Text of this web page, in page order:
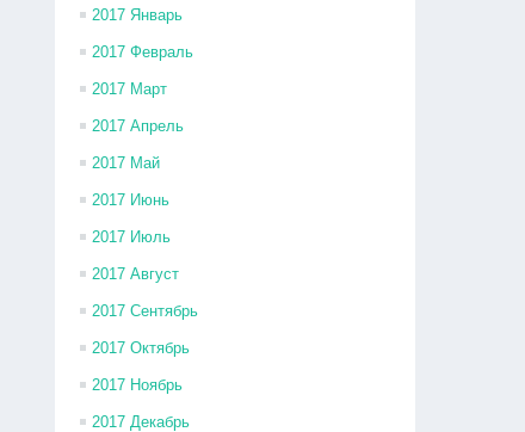
2017 Январь
2017 Февраль
2017 Март
2017 Апрель
2017 Май
2017 Июнь
2017 Июль
2017 Август
2017 Сентябрь
2017 Октябрь
2017 Ноябрь
2017 Декабрь